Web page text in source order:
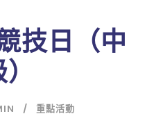
技日（中
重點活動